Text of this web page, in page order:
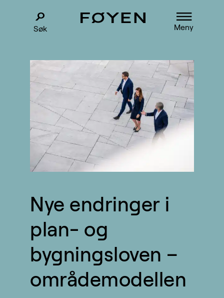
Søk Meny
Nye endringer i
plan- og
bygningsloven –
områdemodellen